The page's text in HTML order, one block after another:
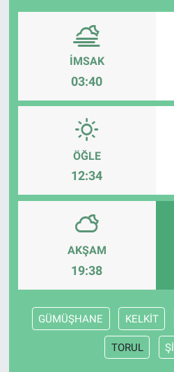
İMSAK
03:40
ÖĞLE
12:34
AKŞAM
19:38
GÜMÜŞHANE KELKİT
TORUL
Sağlık
Teknoloji
Ramazan